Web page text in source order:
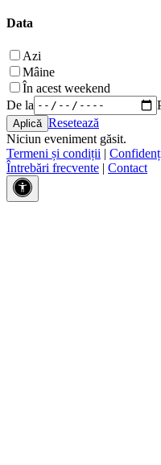
Data
Azi
Mâine
În acest weekend
De la
Resetează
Niciun eveniment găsit.
Termeni și condiții |
Întrebări frecvente | Contact